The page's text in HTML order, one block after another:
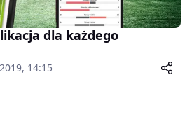
dla każdego
14:15